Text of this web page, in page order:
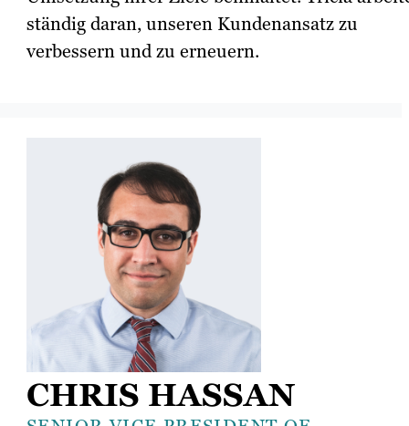
ständig daran, unseren Kundenansatz zu
verbessern und zu erneuern.
CHRIS HASSAN